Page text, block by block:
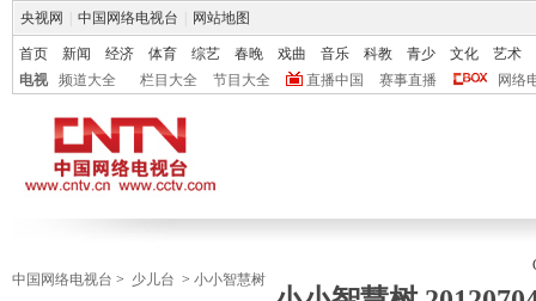
央视网 中国网络电视台 网站地图
首页 新闻 经济 体育 综艺 春晚 戏曲 音乐 科教 青少 文化
艺术
电视
频道大全 栏目大全 节目大全 直播中国 赛事直播 网络
中国网络电视台 > 少儿台 > 小小智慧树